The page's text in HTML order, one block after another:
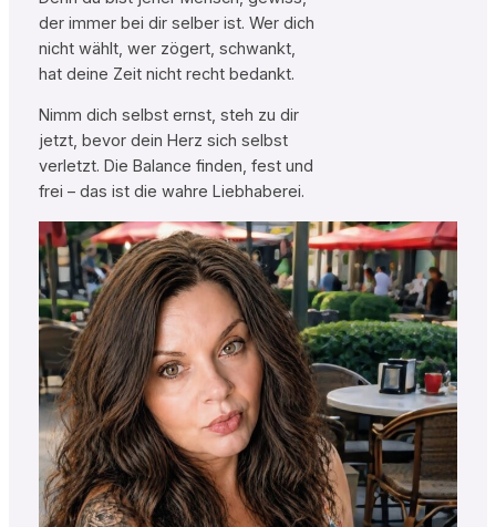
der immer bei dir selber ist. Wer dich
nicht wählt, wer zögert, schwankt,
hat deine Zeit nicht recht bedankt.
Nimm dich selbst ernst, steh zu dir
jetzt, bevor dein Herz sich selbst
verletzt. Die Balance finden, fest und
frei – das ist die wahre Liebhaberei.